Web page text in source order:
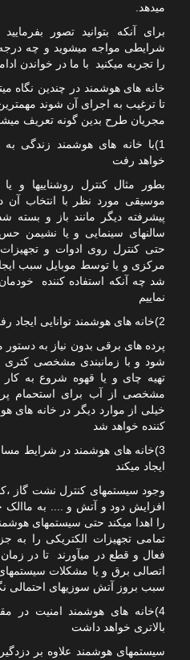
میدهد.
برای آنکه بتوانید تصور
شرایطی مواجه میشوید و چه
را تجربه میکنید با ما در خواندن
خانه های هوشمند در چندین نگاه
تا ترغیب به اجرای آن شوند
مجریان طرح بدین گونه تعریف
1)با خانه های هوشمند
خواهد رفت
بطور مثال کنترل روشناییها و
موسیقی مورد نظر با انتخاب
پیشرفته دیگر مانند باز و بسته
سالنهای سینمایی و یا نشیمن حس
حتی کنترل روی ادوات و
مرکزی و یا توسط موبایل سبب
شد چه آنکه استفاده کننده خودمان
نماییم
2)خانه های هوشمند توانایی ایجاد رفاه بیشتر را برای کاربر دارند
پرده های برقی بدون نیاز به دستور
شود و با زمانبندی مشخصی کتری
تهیه چای و یا قهوه شروع به کار
مشخصی از آب برای استحمام پر
خیلی از موارد دیگر در خانه های
کننده خواهد شد
3)خانه های هوشمند در شرایط
ایجاد میکند
وجود سیستمهای کنترل نشت گاز
افزایش دود و آتش و .... به
را اهدا میکند حتی سیستمهای
تمامی تجهیزات الکتریکی را به
فعال و قطع در میآورند تا در
اتصالی برق و یا مشکلات
سبب بروز آتش سوزیهای احتمالی
4)خانه های هوشمند امنیت در
بالاتری خواهد داشت
سیستمهای هوشمند علاوه بر